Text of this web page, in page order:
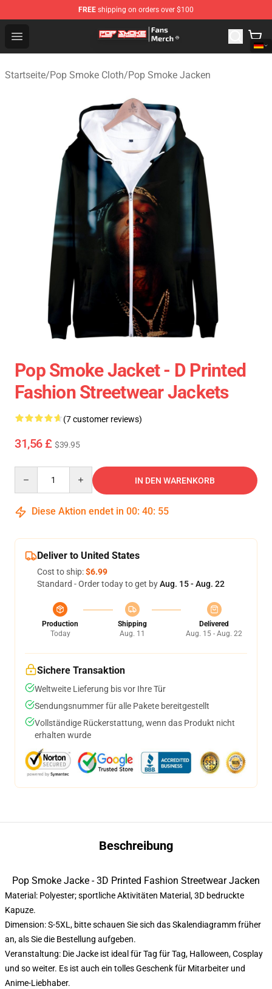
FREE shipping on orders over $100
Open menu
Pop Smoke Store - Official Pop Smoke Merchandise
Startseite/Pop Smoke Cloth/Pop Smoke Jacken
Pop Smoke Jacket - D Printed
Fashion Streetwear Jackets
(7 customer reviews)
31,56 £ $39.95
IN DEN WARENKORB
Diese Aktion endet in 00: 40: 54
Deliver to United States
Cost to ship:$6.99
Standard - Order today to get byAug. 15 - Aug. 22
Production
Today
Shipping
Aug. 11
Delivered
Aug. 15 - Aug. 22
Sichere Transaktion
Weltweite Lieferung bis vor Ihre Tür
Sendungsnummer für alle Pakete bereitgestellt
Vollständige Rückerstattung, wenn das Produkt nicht
erhalten wurde
Beschreibung
Pop Smoke Jacke - 3D Printed Fashion Streetwear Jacken
Material: Polyester; sportliche Aktivitäten Material, 3D bedruckte
Kapuze.
Dimension: S-5XL, bitte schauen Sie sich das Skalendiagramm früher
an, als Sie die Bestellung aufgeben.
Veranstaltung: Die Jacke ist ideal für Tag für Tag, Halloween, Cosplay
und so weiter. Es ist auch ein tolles Geschenk für Mitarbeiter und
Anime-Liebhaber.